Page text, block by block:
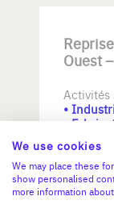
Ouest
Activités
•
•
•
>2 M€
We use cookies
We may place these
show personalised
more information